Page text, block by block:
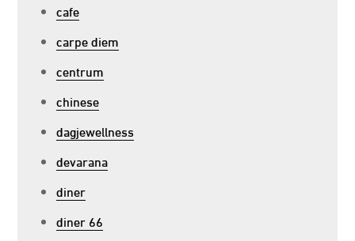
cafe
carpe diem
centrum
chinese
dagjewellness
devarana
diner
diner 66